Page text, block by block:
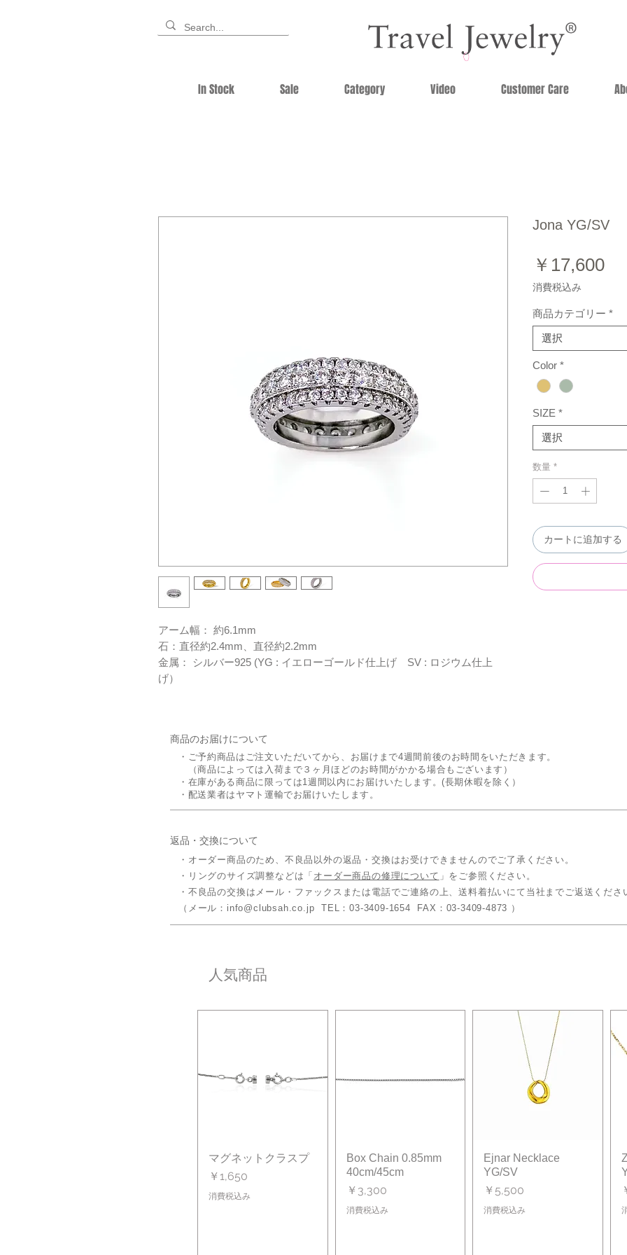
In Stock Sale Category Video Customer Care
アーム幅： 約6.1mm
石：直径約2.4mm、直径約2.2mm
金属： シルバー925 (YG : イエローゴールド仕上げ SV : ロジウム仕上
げ）
Jona YG/SV
￥17,600価
消費税込み
商品カテゴリー *
選択
Color *
SIZE *
選択
数量 *
カートに追加する
商品のお届けについて
・ご予約商品はご注文いただいてから、お届けまで4週間前後のお時間をいただきます。
（商品によっては入荷まで３ヶ月ほどのお時間がかかる場合もございます）
・在庫がある商品に限っては1週間以内にお届けいたします。(長期休暇を除く）
・配送業者はヤマト運輸でお届けいたします。
返品・交換について
・オーダー商品のため、不良品以外の返品・交換はお受けできませんのでご了承ください。
​・リングのサイズ調整などは「 オーダー商品の修理について 」をご参照ください。
・不良品の交換はメール・ファックスまたは電話でご連絡の上、送料着払いにて当社までご返送くださ
（メール：info@clubsah.co.jp TEL：03-3409-1654 FAX：03-3409-4873 ）
人気商品
クイックビュー
マグネットクラスプ
価格
￥1,650
消費税込み
クイックビュー
Box Chain 0.85mm
40cm/45cm
価格
￥3,300
消費税込み
クイックビュー
Ejnar Necklace
YG/SV
価格
￥5,500
消費税込み